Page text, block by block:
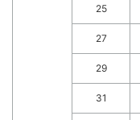
25
27
29
31